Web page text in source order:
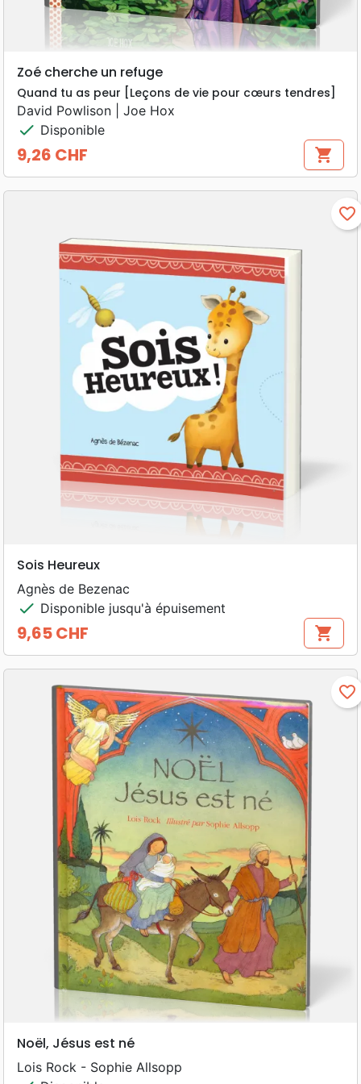
Zoé cherche un refuge
Quand tu as peur [Leçons de vie pour cœurs tendres]
David Powlison | Joe Hox
check Disponible
Prix
9,26 CHF shopping_cart
favorite_border
Sois Heureux
Agnès de Bezenac
check Disponible jusqu'à épuisement
Prix
9,65 CHF shopping_cart
favorite_border
Noël, Jésus est né
Lois Rock - Sophie Allsopp